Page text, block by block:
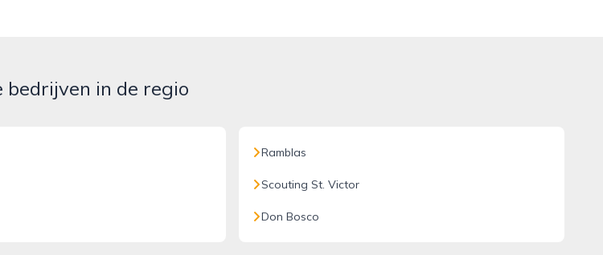
bedrijven in de regio
Ramblas
Scouting St. Victor
Don Bosco